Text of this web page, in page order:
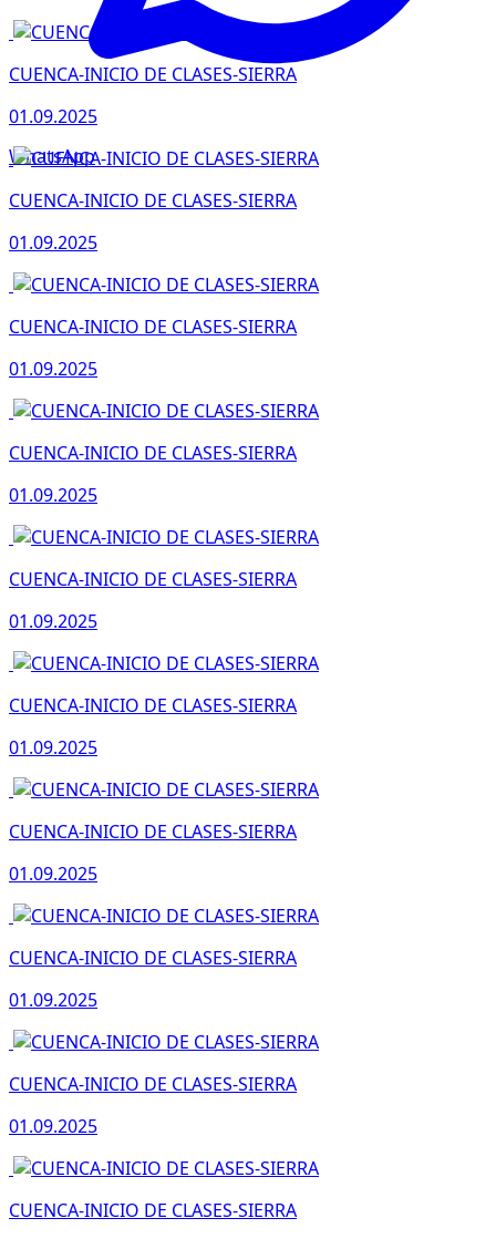
WhatsApp
CUENCA-INICIO DE CLASES-SIERRA
01.09.2025
CUENCA-INICIO DE CLASES-SIERRA
01.09.2025
CUENCA-INICIO DE CLASES-SIERRA
01.09.2025
CUENCA-INICIO DE CLASES-SIERRA
01.09.2025
CUENCA-INICIO DE CLASES-SIERRA
01.09.2025
CUENCA-INICIO DE CLASES-SIERRA
01.09.2025
CUENCA-INICIO DE CLASES-SIERRA
01.09.2025
CUENCA-INICIO DE CLASES-SIERRA
01.09.2025
CUENCA-INICIO DE CLASES-SIERRA
01.09.2025
CUENCA-INICIO DE CLASES-SIERRA